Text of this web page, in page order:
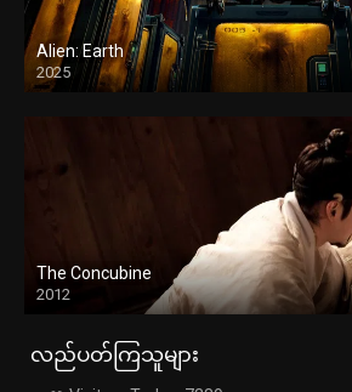
Alien: Earth
2025
The Concubine
2012
လည်ပတ်ကြသူများ